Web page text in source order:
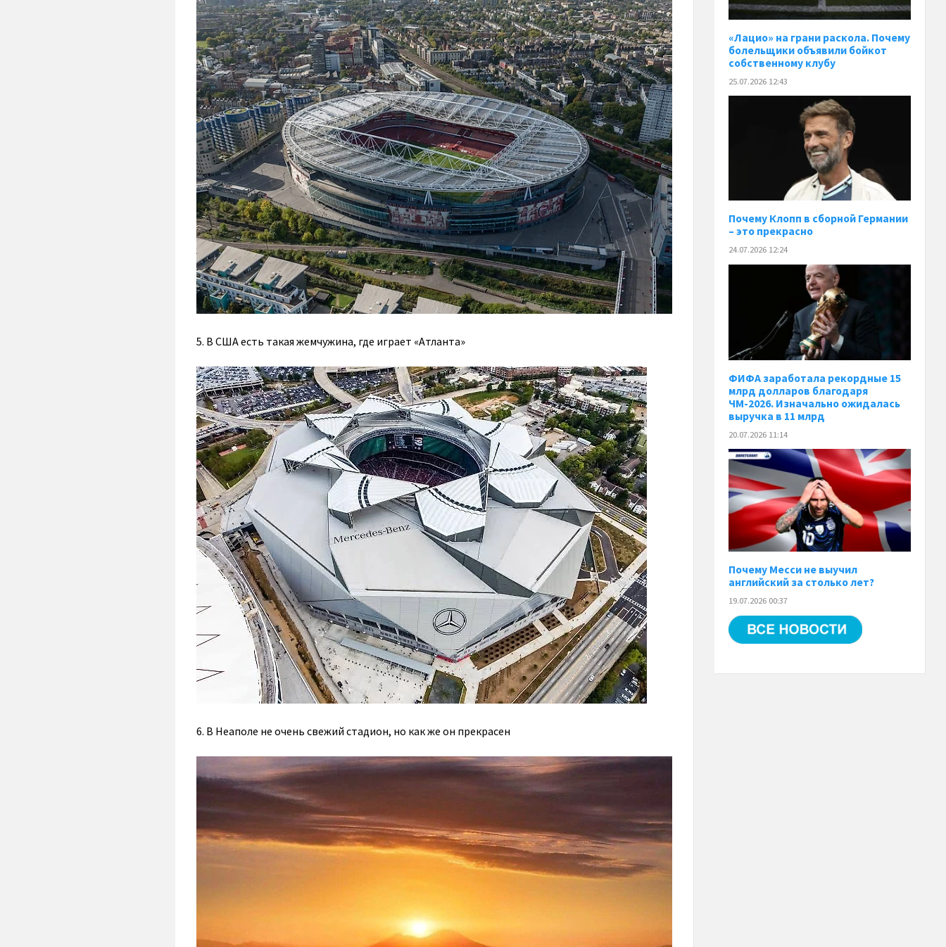
5. В США есть такая жемчужина, где играет «Атланта»
6. В Неаполе не очень свежий стадион, но как же он прекрасен
«Лацио» на грани раскола. Почему
болельщики объявили бойкот
собственному клубу
25.07.2026 12:43
Почему Клопп в сборной Германии
– это прекрасно
24.07.2026 12:24
ФИФА заработала рекордные 15
млрд долларов благодаря
ЧМ-2026. Изначально ожидалась
выручка в 11 млрд
20.07.2026 11:14
Почему Месси не выучил
английский за столько лет?
19.07.2026 00:37